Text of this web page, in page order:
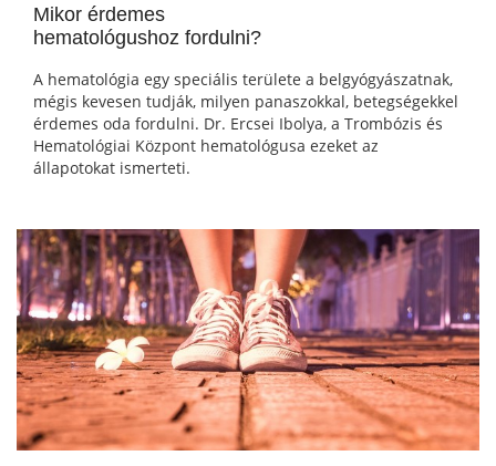
Mikor érdemes
hematológushoz fordulni?
A hematológia egy speciális területe a belgyógyászatnak,
mégis kevesen tudják, milyen panaszokkal, betegségekkel
érdemes oda fordulni. Dr. Ercsei Ibolya, a Trombózis és
Hematológiai Központ hematológusa ezeket az
állapotokat ismerteti.